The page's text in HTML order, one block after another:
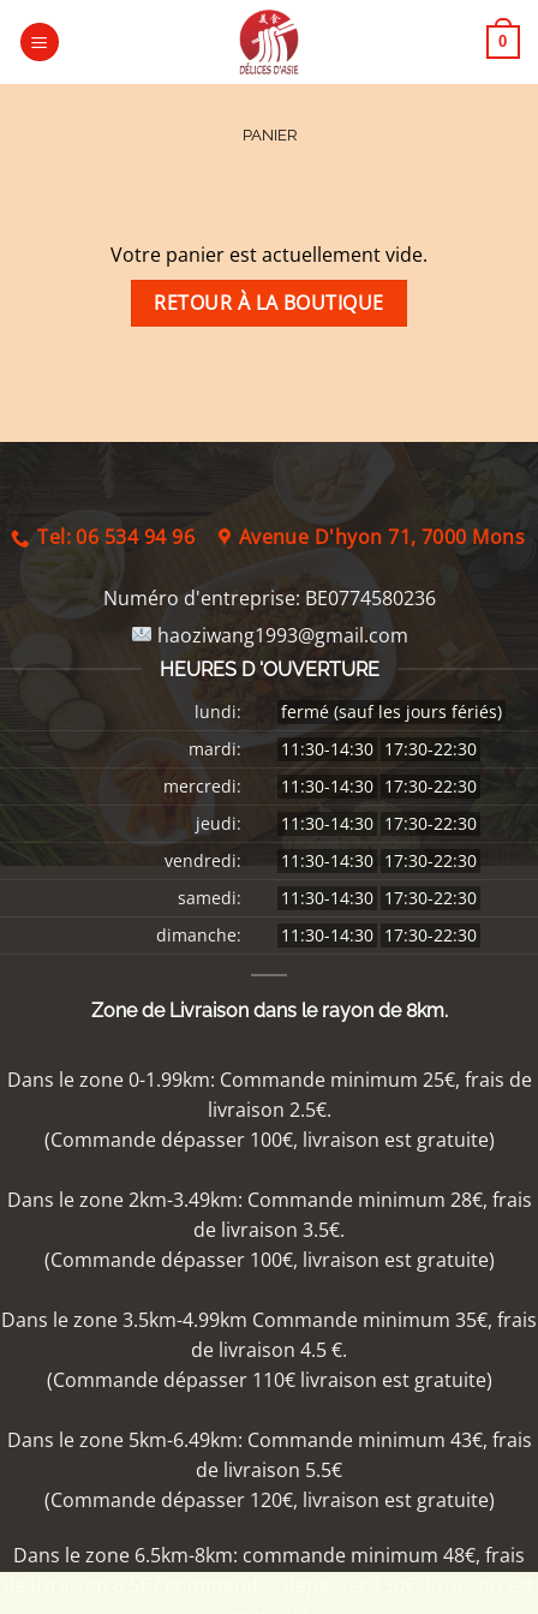
au
0
PANIER
Votre panier est actuellement vide.
RETOUR À LA BOUTIQUE
Tel: 06 534 94 96 Avenue D'hyon 71, 7000 Mons
Numéro d'entreprise: BE0774580236
haoziwang1993@gmail.com
HEURES D 'OUVERTURE
lundi:
fermé (sauf les jours fériés)
mardi:
11:30-14:30 17:30-22:30
mercredi:
11:30-14:30 17:30-22:30
jeudi:
11:30-14:30 17:30-22:30
vendredi:
11:30-14:30 17:30-22:30
samedi:
11:30-14:30 17:30-22:30
dimanche:
11:30-14:30 17:30-22:30
Zone de Livraison dans le rayon de 8km.
Dans le zone 0-1.99km: Commande minimum 25€, frais de
livraison 2.5€.
(Commande dépasser 100€, livraison est gratuite)
Dans le zone 2km-3.49km: Commande minimum 28€, frais
de livraison 3.5€.
(Commande dépasser 100€, livraison est gratuite)
Dans le zone 3.5km-4.99km Commande minimum 35€, frais
de livraison 4.5 €.
(Commande dépasser 110€ livraison est gratuite)
Dans le zone 5km-6.49km: Commande minimum 43€, frais
de livraison 5.5€
(Commande dépasser 120€, livraison est gratuite)
Dans le zone 6.5km-8km: commande minimum 48€, frais